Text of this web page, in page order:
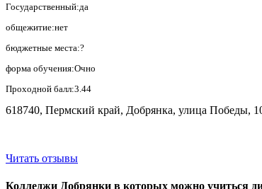
Государственный:да
общежитие:нет
бюджетные места:?
форма обучения:Очно
Проходной балл:3.44
618740, Пермский край, Добрянка, улица Победы,
Читать отзывы
Колледжи Добрянки в которых можно учиться